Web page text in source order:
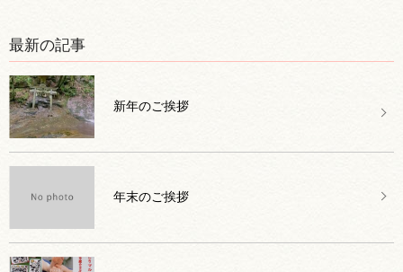
最新の記事
新年のご挨拶
年末のご挨拶